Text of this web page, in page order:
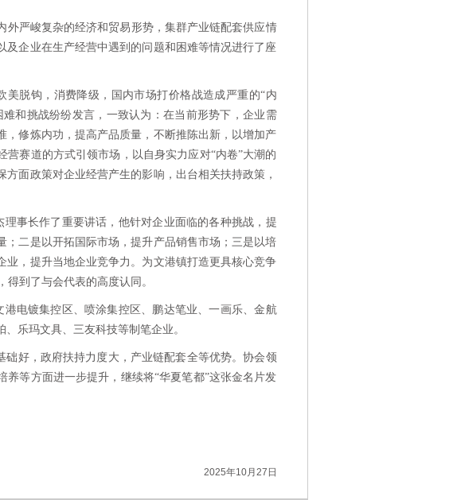
外严峻复杂的经济和贸易形势，集群产业链配套供应情
企业在生产经营中遇到的问题和困难等情况进行了座
美脱钩，消费降级，国内市场打价格战造成严重的“内
和挑战纷纷发言，一致认为：在当前形势下，企业需
，修炼内功，提高产品质量，不断推陈出新，以增加产
赛道的方式引领市场，以自身实力应对“内卷”大潮的
面政策对企业经营产生的影响，出台相关扶持政策，
事长作了重要讲话，他针对企业面临的各种挑战，提
；二是以开拓国际市场，提升产品销售市场；三是以培
业，提升当地企业竞争力。为文港镇打造更具核心竞争
得到了与会代表的高度认同。
电镀集控区、喷涂集控区、鹏达笔业、一画乐、金航
乐玛文具、三友科技等制笔企业。
础好，政府扶持力度大，产业链配套全等优势。协会领
等方面进一步提升，继续将“华夏笔都”这张金名片发
2025年10月27日